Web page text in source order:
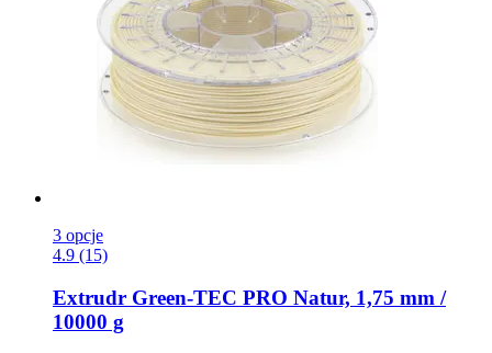
3 opcje
4.9 (15)
Extrudr Green-​TEC PRO Natur, 1,75 mm /
10000 g